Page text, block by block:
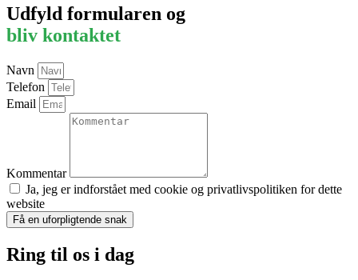
Udfyld formularen og
bliv kontaktet
Navn
Telefon
Email
Kommentar
Ja, jeg er indforstået med cookie og privatlivspolitiken for dette
website
Få en uforpligtende snak
Ring til os i dag